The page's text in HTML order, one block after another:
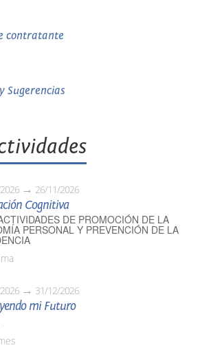
contratante
Sugerencias
26/11/2026
Cognitiva
DE PROMOCIÓN DE LA
PERSONAL Y PREVENCIÓN DE LA
31/12/2026
mi Futuro